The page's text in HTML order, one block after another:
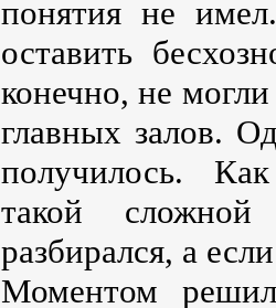
понятия не
оставить
конечно, не
главных залов.
получилось.
такой
разбирался, а
Моментом решил